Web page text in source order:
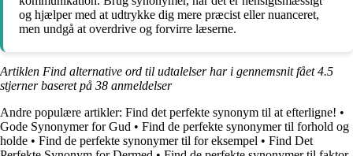
og hjælper med at udtrykke dig mere præcist eller nuanceret,
men undgå at overdrive og forvirre læserne.
Artiklen Find alternative ord til udtalelser har i gennemsnit fået4.5
stjerner baseret på 38 anmeldelser
Andre populære artikler: Find det perfekte synonym til at efterligne! •
Gode Synonymer for Gud • Find de perfekte synonymer til forhold og
holde • Find de perfekte synonymer til for eksempel • Find Det